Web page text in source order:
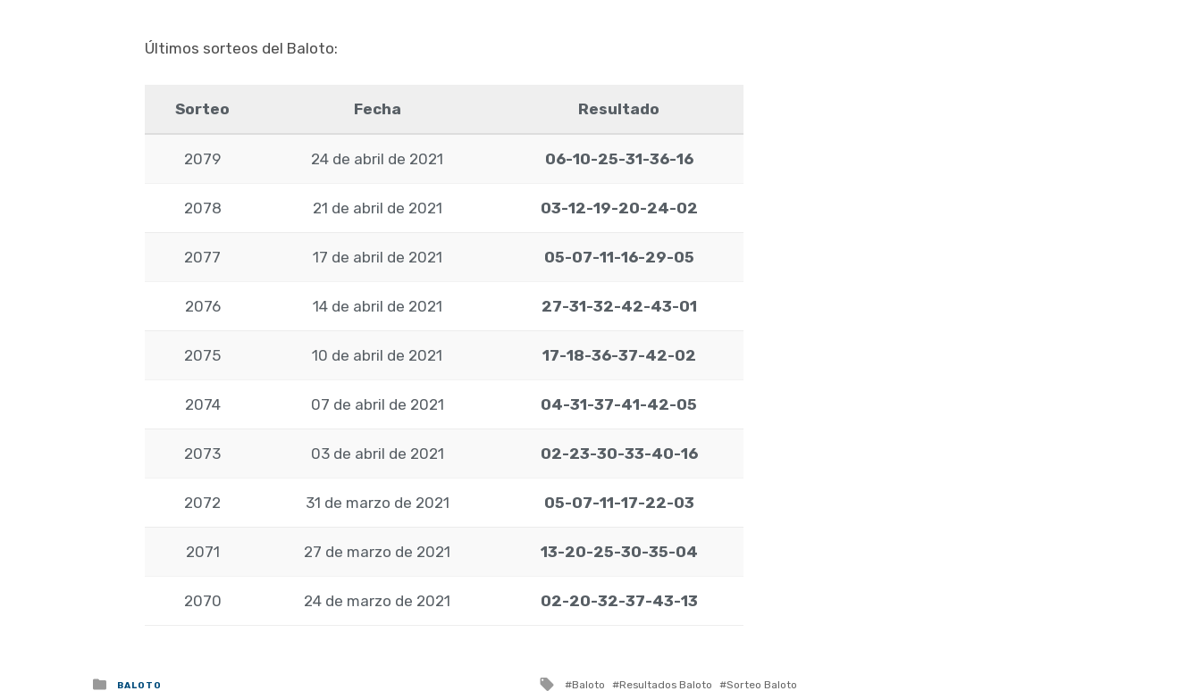
Últimos sorteos del Baloto:
Sorteo Fecha Resultado
2079 24 de abril de 2021 06-10-25-31-36-16
2078 21 de abril de 2021 03-12-19-20-24-02
2077 17 de abril de 2021 05-07-11-16-29-05
2076 14 de abril de 2021 27-31-32-42-43-01
2075 10 de abril de 2021 17-18-36-37-42-02
2074 07 de abril de 2021 04-31-37-41-42-05
2073 03 de abril de 2021 02-23-30-33-40-16
2072 31 de marzo de 2021 05-07-11-17-22-03
2071 27 de marzo de 2021 13-20-25-30-35-04
2070 24 de marzo de 2021 02-20-32-37-43-13
Posted
BALOTO
Tagged
Baloto Resultados Baloto Sorteo Baloto